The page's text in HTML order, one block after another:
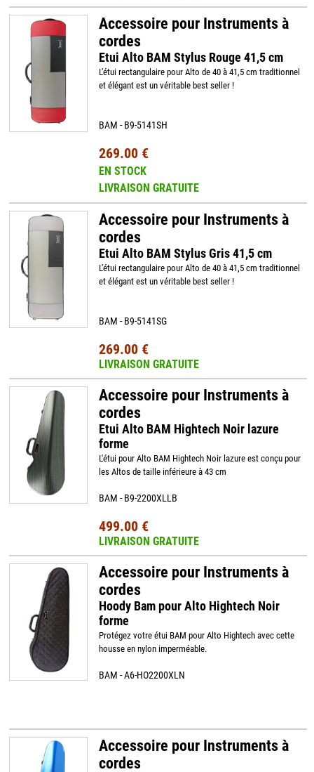
Accessoire pour Instruments à
cordes
Etui Alto BAM Stylus Rouge 41,5 cm
L'étui rectangulaire pour Alto de 40 à 41,5 cm traditionnel
et élégant est un véritable best seller !
BAM - B9-5141SH
269.00 €
EN STOCK
LIVRAISON GRATUITE
Accessoire pour Instruments à
cordes
Etui Alto BAM Stylus Gris 41,5 cm
L'étui rectangulaire pour Alto de 40 à 41,5 cm traditionnel
et élégant est un véritable best seller !
BAM - B9-5141SG
269.00 €
LIVRAISON GRATUITE
Accessoire pour Instruments à
cordes
Etui Alto BAM Hightech Noir lazure
forme
L'étui pour Alto BAM Hightech Noir lazure est conçu pour
les Altos de taille inférieure à 43 cm
BAM - B9-2200XLLB
499.00 €
LIVRAISON GRATUITE
Accessoire pour Instruments à
cordes
Hoody Bam pour Alto Hightech Noir
forme
Protégez votre étui BAM pour Alto Hightech avec cette
housse en nylon imperméable.
BAM - A6-HO2200XLN
Accessoire pour Instruments à
cordes